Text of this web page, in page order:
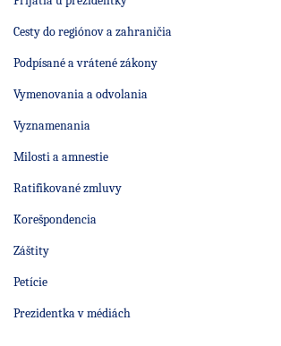
Cesty do regiónov a zahraničia
Podpísané a vrátené zákony
Vymenovania a odvolania
Vyznamenania
Milosti a amnestie
Ratifikované zmluvy
Korešpondencia
Záštity
Petície
Prezidentka v médiách